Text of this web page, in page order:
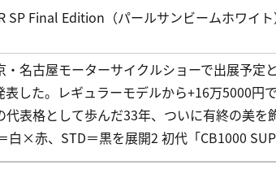
SP Final Edition（パールサンビームホワイト
・名古屋モーターサイクルショーで出展予定
表した。レギュラーモデルから+16万5000円
代表格として歩んだ33年、ついに有終の美を
白×赤、STD＝黒を展開2 初代「CB1000